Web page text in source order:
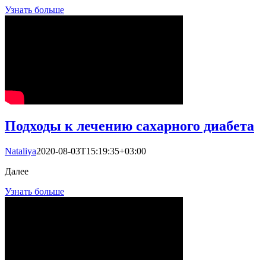
Узнать больше
Подходы к лечению сахарного диабета
Nataliya2020-08-03T15:19:35+03:00
Далее
Узнать больше